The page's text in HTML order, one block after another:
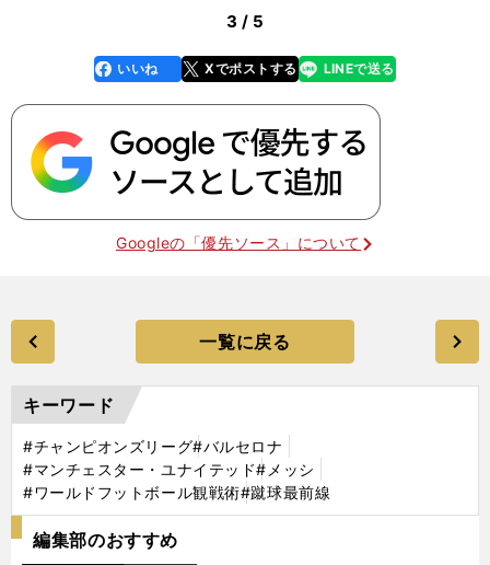
3 / 5
faceboo
k
いいね Xでポストする
line LINEで送る
Googleの「優先ソース」について
一覧に戻る
キーワード
#チャンピオンズリーグ#バルセロナ
#マンチェスター・ユナイテッド#メッシ
#ワールドフットボール観戦術#蹴球最前線
編集部のおすすめ